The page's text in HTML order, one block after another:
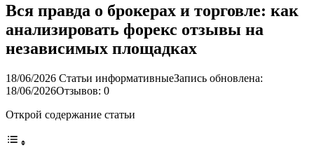
Вся правда о брокерах и торговле: как
анализировать форекс отзывы на
независимых площадках
18/06/2026 Статьи информативныеЗапись обновлена:
18/06/2026Отзывов: 0
Открой содержание статьи